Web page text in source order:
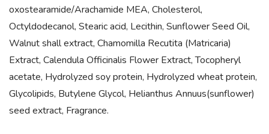
oxostearamide/Arachamide MEA, Cholesterol,
Octyldodecanol, Stearic acid, Lecithin, Sunflower Seed Oil,
Walnut shall extract, Chamomilla Recutita (Matricaria)
Extract, Calendula Officinalis Flower Extract, Tocopheryl
acetate, Hydrolyzed soy protein, Hydrolyzed wheat protein,
Glycolipids, Butylene Glycol, Helianthus Annuus(sunflower)
seed extract, Fragrance.